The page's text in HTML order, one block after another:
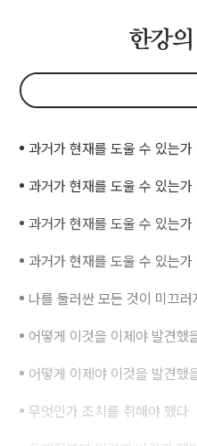
한강
나를 둘러싼 모든 것이 미끄러
나를 둘러싼 모든 것이 미끄러
과거가 현재를 도울 수 있는가
과거가 현재를 도울 수 있는가
과거가 현재를 도울 수 있는가
과거가 현재를 도울 수 있는가
나를 둘러싼 모든 것이 미끄러
어떻게 이것을 이제야 발견했
어떻게 이제야 이것을 발견했
무엇인가 조치를 취해야 했다